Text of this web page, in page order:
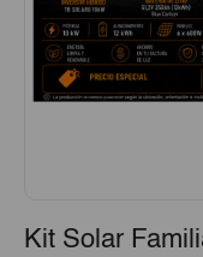
Kit Solar